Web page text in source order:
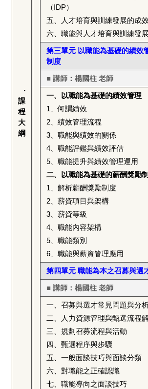
‧
課
程
大
綱
（IDP）
五、人才培育與訓練發展的成
六、職能與人才培育與訓練發
第三單元 以職能為基礎的績效
制度
■ 講師：楊國柱 老師
一、以職能為基礎的績效管理
1 、何謂績效
2 、績效管理流程
3 、職能與績效的關係
4 、職能評鑑與績效評估
5 、職能提升與績效管理運用
二、以職能為基礎的薪酬獎勵
1 、解析薪酬獎勵制度
2 、薪資項目與架構
3 、薪資等級
4 、職能內容架構
5 、職能類別
6 、職能與薪資管理應用
第四單元 職能為本之召募與選
■ 講師：楊國柱 老師
一、召募與選才常見問題與分
二、人力資源管理與甄選流程
三、規劃召募流程與活動
四、甄選程序與步驟
五、一般面談技巧與面談分類
六、對職能之正確認識
七、職能導向之面談技巧